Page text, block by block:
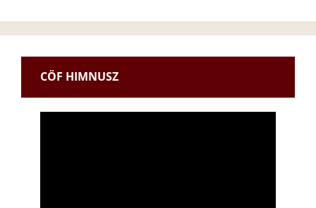
CÖF HIMNUSZ